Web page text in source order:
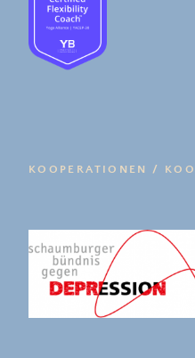
KOOPERATIONEN /